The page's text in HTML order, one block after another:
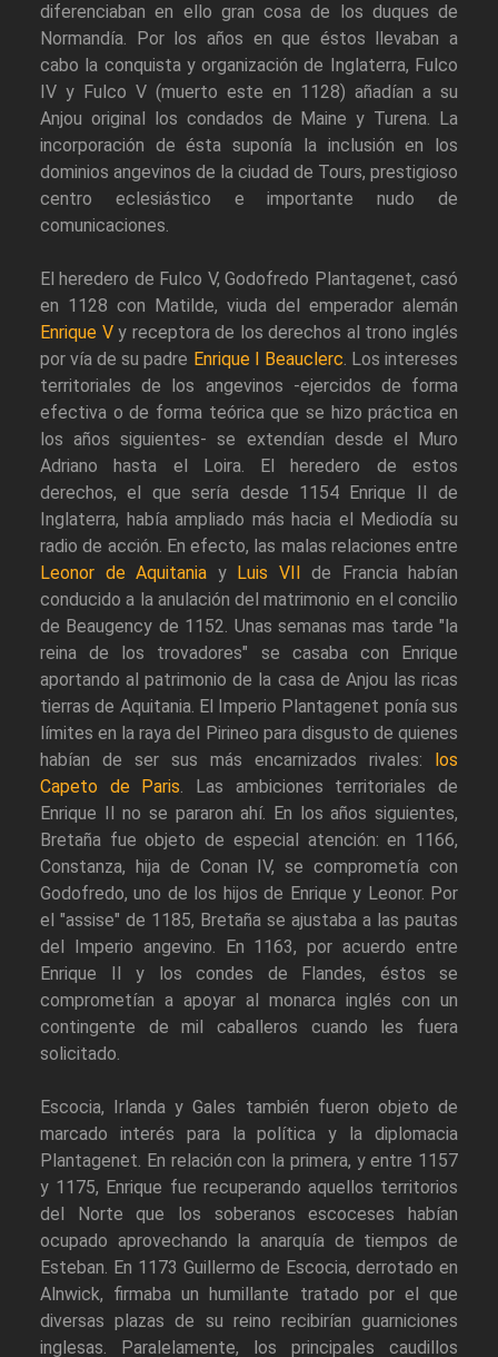
diferenciaban en ello gran cosa de los duques de
Normandía. Por los años en que éstos llevaban a
cabo la conquista y organización de Inglaterra, Fulco
IV y Fulco V (muerto este en 1128) añadían a su
Anjou original los condados de Maine y Turena. La
incorporación de ésta suponía la inclusión en los
dominios angevinos de la ciudad de Tours, prestigioso
centro eclesiástico e importante nudo de
comunicaciones.
El heredero de Fulco V, Godofredo Plantagenet, casó
en 1128 con Matilde, viuda del emperador alemán
Enrique Vy receptora de los derechos al trono inglés
por vía de su padre Enrique I Beauclerc. Los intereses
territoriales de los angevinos -ejercidos de forma
efectiva o de forma teórica que se hizo práctica en
los años siguientes- se extendían desde el Muro
Adriano hasta el Loira. El heredero de estos
derechos, el que sería desde 1154 Enrique II de
Inglaterra, había ampliado más hacia el Mediodía su
radio de acción. En efecto, las malas relaciones entre
Leonor de Aquitania y Luis VII
de Francia habían
conducido a la anulación del matrimonio en el concilio
de Beaugency de 1152. Unas semanas mas tarde "la
reina de los trovadores" se casaba con Enrique
aportando al patrimonio de la casa de Anjou las ricas
tierras de Aquitania. El Imperio Plantagenet ponía sus
límites en la raya del Pirineo para disgusto de quienes
habían de ser sus más encarnizados rivales:
los
Capeto de Paris. Las ambiciones territoriales de
Enrique II no se pararon ahí. En los años siguientes,
Bretaña fue objeto de especial atención: en 1166,
Constanza, hija de Conan IV, se comprometía con
Godofredo, uno de los hijos de Enrique y Leonor. Por
el "assise" de 1185, Bretaña se ajustaba a las pautas
del Imperio angevino. En 1163, por acuerdo entre
Enrique II y los condes de Flandes, éstos se
comprometían a apoyar al monarca inglés con un
contingente de mil caballeros cuando les fuera
solicitado.
Escocia, Irlanda y Gales también fueron objeto de
marcado interés para la política y la diplomacia
Plantagenet. En relación con la primera, y entre 1157
y 1175, Enrique fue recuperando aquellos territorios
del Norte que los soberanos escoceses habían
ocupado aprovechando la anarquía de tiempos de
Esteban. En 1173 Guillermo de Escocia, derrotado en
Alnwick, firmaba un humillante tratado por el que
diversas plazas de su reino recibirían guarniciones
inglesas. Paralelamente, los principales caudillos